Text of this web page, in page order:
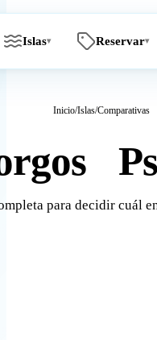
Islas▾ Reservar▾
Inicio/Islas/Comparativas
para decidir cuál